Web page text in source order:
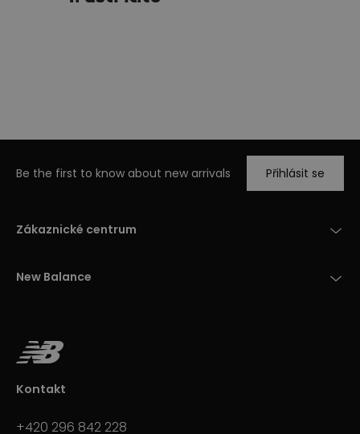
Be the first to know about new arrivals Přihlásit se
Zákaznické centrum
New Balance
Kontakt
+420 296 842 228